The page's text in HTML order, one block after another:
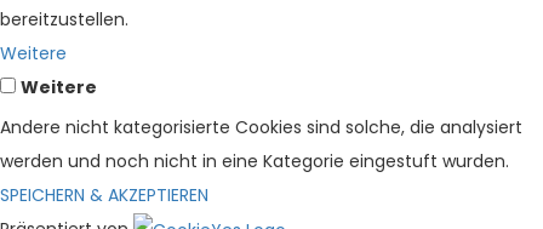
bereitzustellen.
Weitere
Weitere
Andere nicht kategorisierte Cookies sind solche, die analysiert
werden und noch nicht in eine Kategorie eingestuft wurden.
SPEICHERN & AKZEPTIEREN